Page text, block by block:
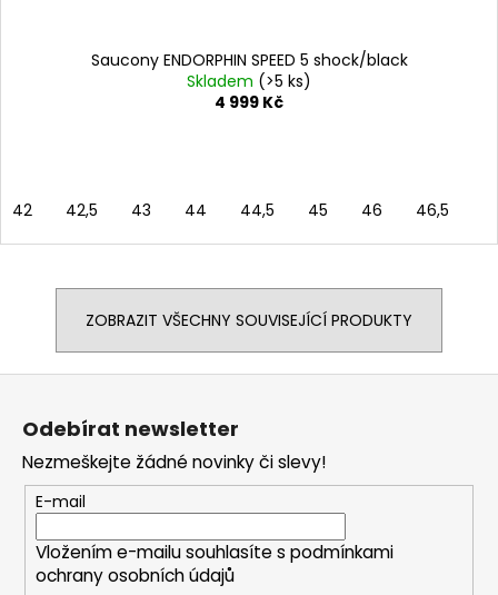
Saucony ENDORPHIN SPEED 5 shock/black
Skladem (>5 ks)
4 999 Kč
42 42,5 43 44 44,5 45 46 46,5
ZOBRAZIT VŠECHNY SOUVISEJÍCÍ PRODUKTY
Odebírat newsletter
Nezmeškejte žádné novinky či slevy!
E-mail
Vložením e-mailu souhlasíte s podmínkami
ochrany osobních údajů